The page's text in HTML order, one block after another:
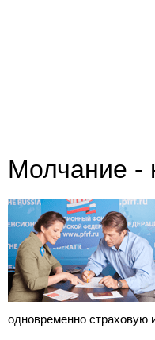
Молчание -
одновременно страховую